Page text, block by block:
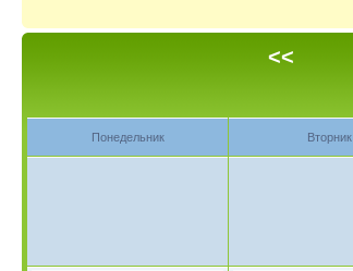
<<
Понедельник Вторник